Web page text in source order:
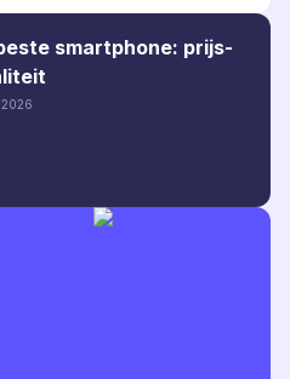
smartphone: prijs-